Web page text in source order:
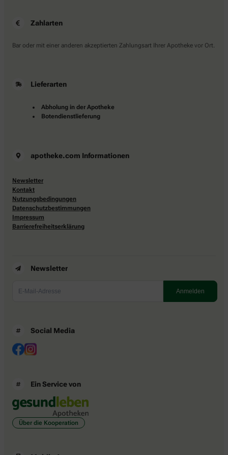
Zahlarten
Bar oder mit einer anderen akzeptierten Zahlungsart Ihrer Apotheke vor Ort.
Lieferarten
Abholung in der Apotheke
Botendienstlieferung
apotheke.com Informationen
Newsletter
Kontakt
Nutzungsbedingungen
Datenschutzbestimmungen
Impressum
Barrierefreiheitserklärung
Newsletter
Social Media
Ein Service von
Über die Kooperation